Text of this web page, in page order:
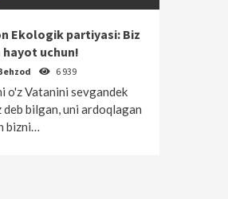
Ekologik partiyasi: Biz
uchun!
6 939
o'z Vatanini sevgandek
deb bilgan, uni ardoqlagan
bizni…